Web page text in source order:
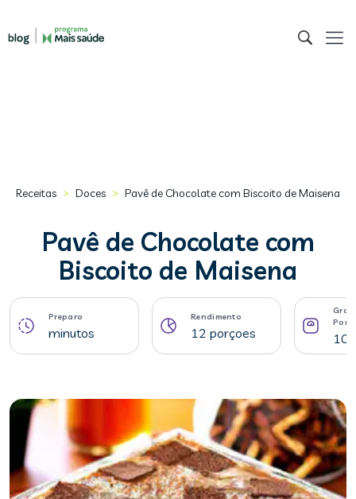
Receitas > Doces > Pavê de Chocolate com Biscoito de Maisena
Pavê de Chocolate com
Biscoito de Maisena
Preparo
minutos
Rendimento
12 porçoes